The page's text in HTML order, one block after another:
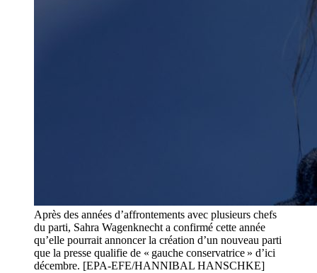
Après des années d’affrontements avec plusieurs chefs
du parti, Sahra Wagenknecht a confirmé cette année
qu’elle pourrait annoncer la création d’un nouveau parti
que la presse qualifie de « gauche conservatrice » d’ici
décembre. [EPA-EFE/HANNIBAL HANSCHKE]